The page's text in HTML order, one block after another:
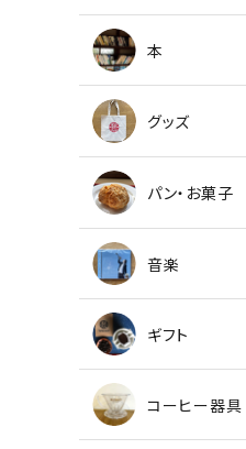
本
グッズ
パン・お菓子
音楽
ギフト
コーヒー器具